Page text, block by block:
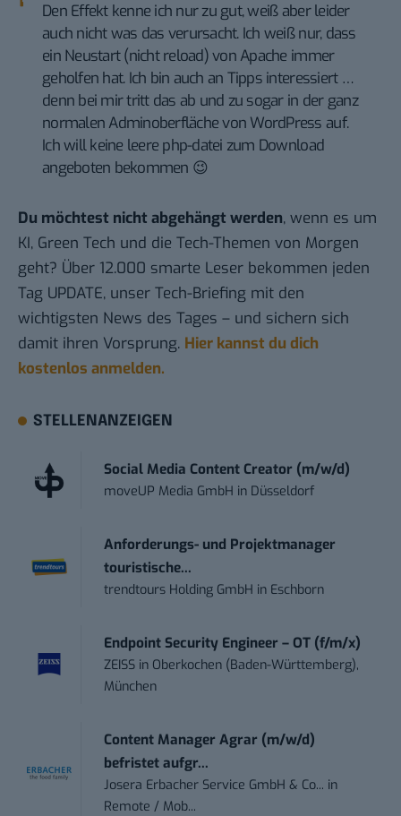
Den Effekt kenne ich nur zu gut, weiß aber leider
auch nicht was das verursacht. Ich weiß nur, dass
ein Neustart (nicht reload) von Apache immer
geholfen hat. Ich bin auch an Tipps interessiert …
denn bei mir tritt das ab und zu sogar in der ganz
normalen Adminoberfläche von WordPress auf.
Ich will keine leere php-datei zum Download
angeboten bekommen 😉
Du möchtest nicht abgehängt werden, wenn es um
KI, Green Tech und die Tech-Themen von Morgen
geht? Über 12.000 smarte Leser bekommen jeden
Tag UPDATE, unser Tech-Briefing mit den
wichtigsten News des Tages – und sichern sich
damit ihren Vorsprung. Hier kannst du dich
kostenlos anmelden.
STELLENANZEIGEN
Social Media Content Creator (m/w/d)
moveUP Media GmbH in Düsseldorf
Anforderungs- und Projektmanager
touristische...
trendtours Holding GmbH in Eschborn
Endpoint Security Engineer – OT (f/m/x)
ZEISS in Oberkochen (Baden-Württemberg),
München
Content Manager Agrar (m/w/d)
befristet aufgr...
Josera Erbacher Service GmbH & Co... in
Remote / Mob...